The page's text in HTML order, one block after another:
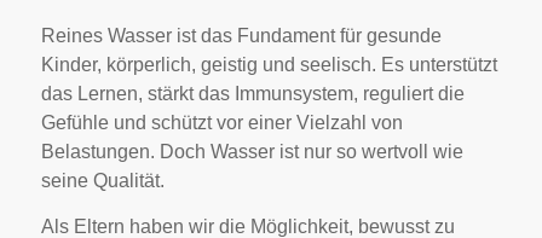
Reines Wasser ist das Fundament für gesunde
Kinder, körperlich, geistig und seelisch. Es unterstützt
das Lernen, stärkt das Immunsystem, reguliert die
Gefühle und schützt vor einer Vielzahl von
Belastungen. Doch Wasser ist nur so wertvoll wie
seine Qualität.
Als Eltern haben wir die Möglichkeit, bewusst zu